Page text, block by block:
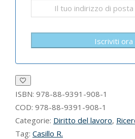
Iscriviti ora
ISBN: 978-88-9391-908-1
COD: 978-88-9391-908-1
Categorie: Diritto del lavoro,
Tag: Casillo R.